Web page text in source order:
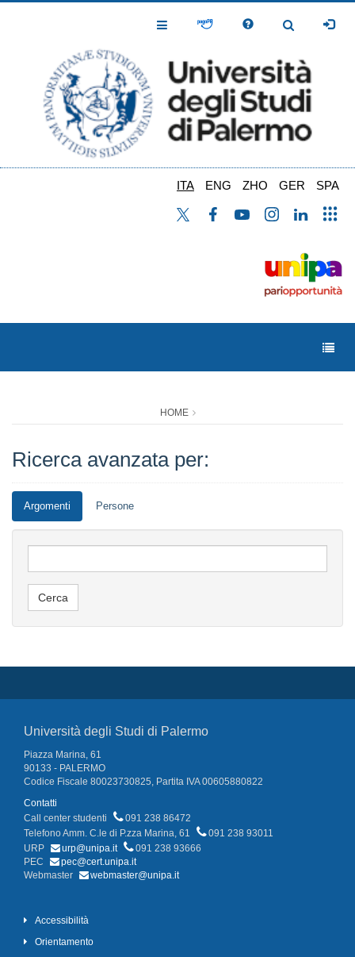
Toggle
Toggle
ITA ENG ZHO GER SPA
HOME
Ricerca avanzata per:
Argomenti Persone
Università degli Studi di Palermo
Piazza Marina, 61
90133 - PALERMO
Codice Fiscale 80023730825, Partita IVA 00605880822
Contatti
Call center studenti
091 238 86472
Telefono Amm. C.le di P.zza Marina, 61
091 238 93011
URP
urp@unipa.it
091 238 93666
PEC
pec@cert.unipa.it
Webmaster
webmaster@unipa.it
Accessibilità
Orientamento